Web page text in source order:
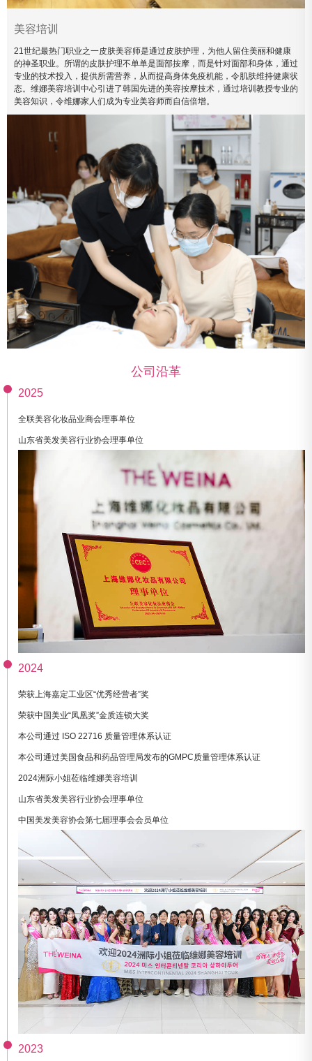
美容培训
21世纪最热门职业之一皮肤美容师是通过皮肤护理，为他人留住美丽和健康
的神圣职业。所谓的皮肤护理不单单是面部按摩，而是针对面部和身体，通过
专业的技术投入，提供所需营养，从而提高身体免疫机能，令肌肤维持健康状
态。维娜美容培训中心引进了韩国先进的美容按摩技术，通过培训教授专业的
美容知识，令维娜家人们成为专业美容师而自信倍增。
公司沿革
2025
全联美容化妆品业商会理事单位
山东省美发美容行业协会理事单位
2024
荣获上海嘉定工业区“优秀经营者”奖
荣获中国美业“凤凰奖”金质连锁大奖
本公司通过 ISO 22716 质量管理体系认证
本公司通过美国食品和药品管理局发布的GMPC质量管理体系认证
2024洲际小姐莅临维娜美容培训
山东省美发美容行业协会理事单位
中国美发美容协会第七届理事会会员单位
2023